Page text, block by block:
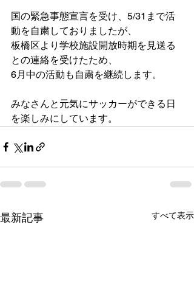
国の緊急事態宣言を受け、5/31まで活
動を自粛しておりましたが、
板橋区より学校施設開放時期を見送る
との連絡を受けたため、
6月中の活動も自粛を継続します。
みなさんと元気にサッカーができる日
を楽しみにしています。
最新記事 すべて表示